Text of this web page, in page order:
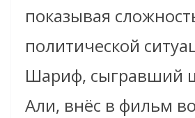
показывая
политической
Шариф, сыгравший
Али, внёс в фильм